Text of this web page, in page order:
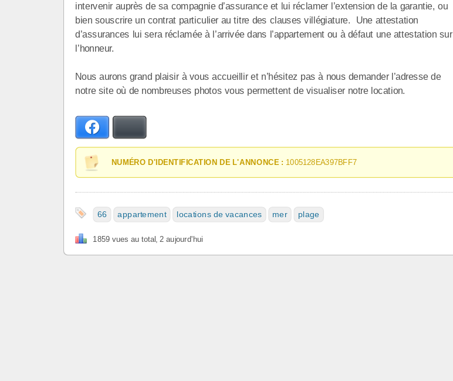
intervenir auprès de sa compagnie d’assurance et lui réclamer l’extension de la garantie, ou
bien souscrire un contrat particulier au titre des clauses villégiature. Une attestation
d’assurances lui sera réclamée à l’arrivée dans l’appartement ou à défaut une attestation sur
l’honneur.
Nous aurons grand plaisir à vous accueillir et n’hésitez pas à nous demander l’adresse de
notre site où de nombreuses photos vous permettent de visualiser notre location.
NUMÉRO D'IDENTIFICATION DE L'ANNONCE : 1005128EA397BFF7
66 appartement locations de vacances mer plage
1859 vues au total, 2 aujourd'hui